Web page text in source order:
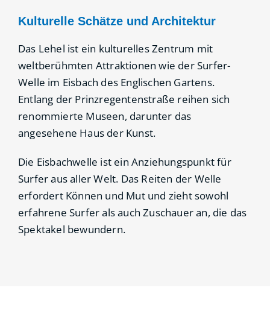
Kulturelle Schätze und Architektur
Das Lehel ist ein kulturelles Zentrum mit
weltberühmten Attraktionen wie der Surfer-
Welle im Eisbach des Englischen Gartens.
Entlang der Prinzregentenstraße reihen sich
renommierte Museen, darunter das
angesehene Haus der Kunst.
Die Eisbachwelle ist ein Anziehungspunkt für
Surfer aus aller Welt. Das Reiten der Welle
erfordert Können und Mut und zieht sowohl
erfahrene Surfer als auch Zuschauer an, die das
Spektakel bewundern.